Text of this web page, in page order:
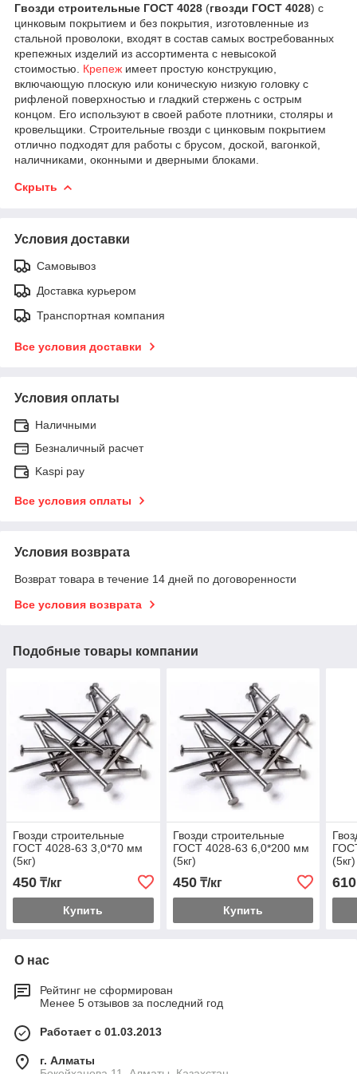
Гвозди строительные ГОСТ 4028 (гвозди ГОСТ 4028) с
цинковым покрытием и без покрытия, изготовленные из
стальной проволоки, входят в состав самых востребованных
крепежных изделий из ассортимента с невысокой
стоимостью. Крепеж имеет простую конструкцию,
включающую плоскую или коническую низкую головку с
рифленой поверхностью и гладкий стержень с острым
концом. Его используют в своей работе плотники, столяры и
кровельщики. Строительные гвозди с цинковым покрытием
отлично подходят для работы с брусом, доской, вагонкой,
наличниками, оконными и дверными блоками.
Скрыть
Условия доставки
Самовывоз
Доставка курьером
Транспортная компания
Все условия доставки
Условия оплаты
Наличными
Безналичный расчет
Kaspi pay
Все условия оплаты
Условия возврата
Возврат товара в течение 14 дней по договоренности
Все условия возврата
Подобные товары компании
Гвозди строительные
ГОСТ 4028-63 3,0*70 мм
(5кг)
450 ₸/кг
Купить
Гвозди строительные
ГОСТ 4028-63 6,0*200 мм
(5кг)
450₸/кг
Купить
(5кг)
610
О нас
Рейтинг не сформирован
Менее 5 отзывов за последний год
Работает с 01.03.2013
г. Алматы